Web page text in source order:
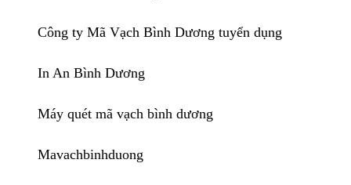
Công ty Mã Vạch Bình Dương tuyển dụng
In An Bình Dương
Máy quét mã vạch bình dương
Mavachbinhduong